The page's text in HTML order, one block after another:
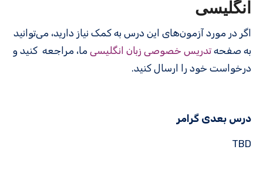
انگلیسی
اگر در مورد آزمون‌های این درس به کمک نیاز دارید، می‌توانید
به صفحه تدریس خصوصی زبان انگلیسی ما، مراجعه کنید و
درخواست خود را ارسال کنید.
درس بعدی گرامر
TBD